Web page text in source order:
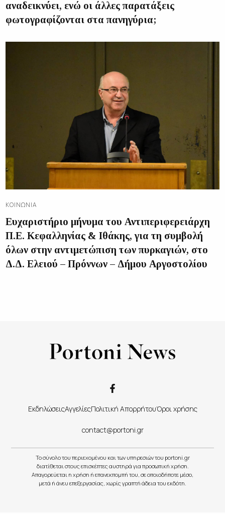
αναδεικνύει, ενώ οι άλλες παρατάξεις
φωτογραφίζονται στα πανηγύρια;
ΚΟΙΝΩΝΊΑ
Ευχαριστήριο μήνυμα του Αντιπεριφερειάρχη
Π.Ε. Κεφαλληνίας & Ιθάκης, για τη συμβολή
όλων στην αντιμετώπιση των πυρκαγιών, στο
Δ.Δ. Ελειού – Πρόννων – Δήμου Αργοστολίου
ΕκδηλώσειςΑγγελίεςΠολιτική ΑπορρήτουΌροι χρήσης
contact@portoni.gr
Το σύνολο του περιεχομένου και των υπηρεσιών του portoni.gr
διατίθεται στους επισκέπτες αυστηρά για προσωπική χρήση.
Απαγορεύεται η χρήση ή επανεκπομπή του, σε οποιοδήποτε μέσο,
μετά ή άνευ επεξεργασίας, χωρίς γραπτή άδεια του εκδότη.